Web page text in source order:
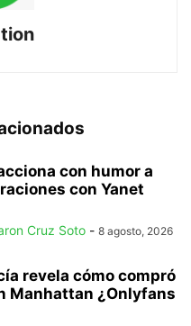
con humor a
con Yanet
Cruz Soto - 8 agosto, 2026
revela cómo compró
Manhattan ¿Onlyfans